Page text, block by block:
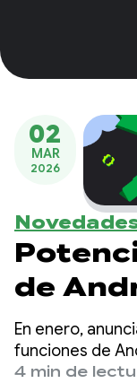
02
MAR
2026
de
En enero,
funciones de
estable, que
4 min de